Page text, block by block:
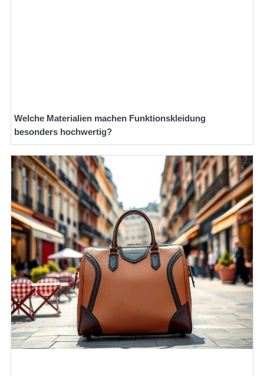
Welche Materialien machen Funktionskleidung
besonders hochwertig?